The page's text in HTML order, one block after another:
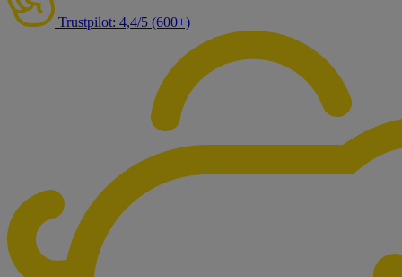
Trustpilot: 4,4/5 (600+)